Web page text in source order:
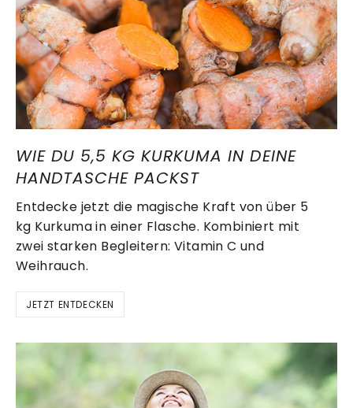
WIE DU 5,5 KG KURKUMA IN DEINE
HANDTASCHE PACKST
Entdecke jetzt die magische Kraft von über 5
kg Kurkuma in einer Flasche. Kombiniert mit
zwei starken Begleitern: Vitamin C und
Weihrauch.
JETZT ENTDECKEN